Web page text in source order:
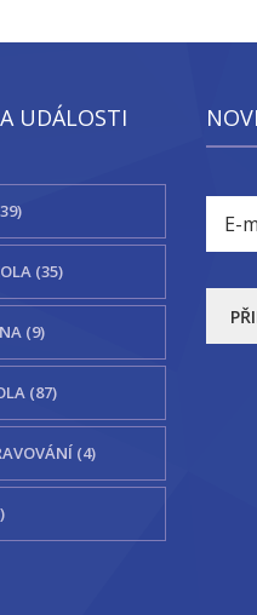
UDÁLOSTI
(35)
(9)
(87)
(4)